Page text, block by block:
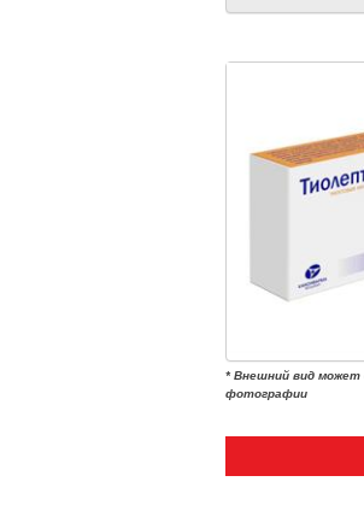
* Внешний вид
фотографии